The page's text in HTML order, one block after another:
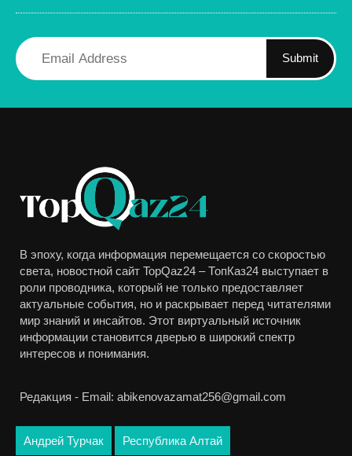
Submit
В эпоху, когда информация перемещается со скоростью
света, новостной сайт TopQaz24 – ТопКаз24 выступает в
роли проводника, который не только предоставляет
актуальные события, но и раскрывает перед читателями
мир знаний и инсайтов. Этот виртуальный источник
информации становится дверью в широкий спектр
интересов и понимания.
Редакция - Email: abikenovazamat256@gmail.com
Андрей Турчак Республика Алтай